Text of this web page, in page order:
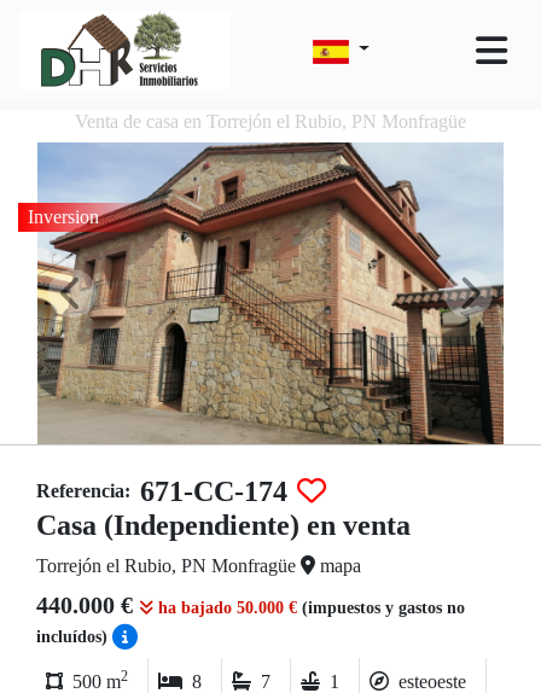
Venta de casa en Torrejón el Rubio, PN Monfragüe
Inversion
Referencia: 671-CC-174
Casa (Independiente) en venta
Torrejón el Rubio, PN Monfragüe mapa
440.000 € ha bajado 50.000 € (impuestos y gastos no
incluídos)
500 m2 8 7 1 esteoeste